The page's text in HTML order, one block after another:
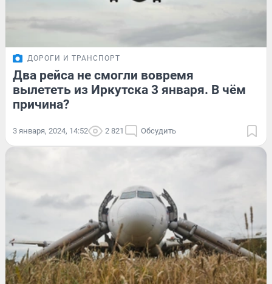
ДОРОГИ И ТРАНСПОРТ
Два рейса не смогли вовремя
вылететь из Иркутска 3 января. В чём
причина?
3 января, 2024, 14:52 2 821 Обсудить